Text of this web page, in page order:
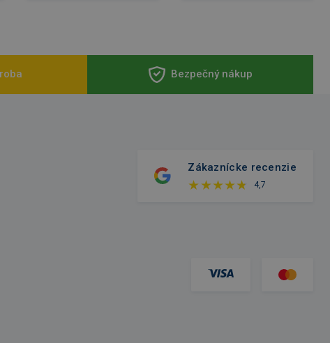
Bezpečný nákup
Zákaznícke recenzie
4,7